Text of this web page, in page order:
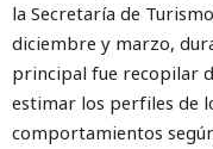
la Secretaría de
diciembre y marzo,
principal fue recopilar
estimar los perfiles de
comportamientos